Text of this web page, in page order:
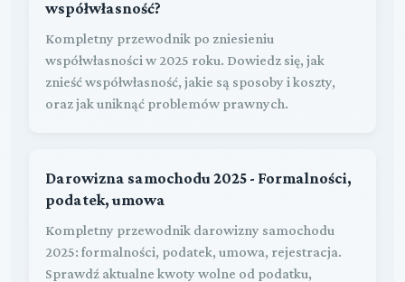
współwłasność?
Kompletny przewodnik po zniesieniu
współwłasności w 2025 roku. Dowiedz się, jak
znieść współwłasność, jakie są sposoby i koszty,
oraz jak uniknąć problemów prawnych.
Darowizna samochodu 2025 - Formalności,
podatek, umowa
Kompletny przewodnik darowizny samochodu
2025: formalności, podatek, umowa, rejestracja.
Sprawdź aktualne kwoty wolne od podatku,